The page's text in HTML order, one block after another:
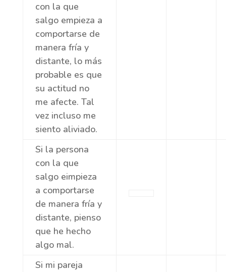
con la que
salgo empieza a
comportarse de
manera fría y
distante, lo más
probable es que
su actitud no
me afecte. Tal
vez incluso me
siento aliviado.
Si la persona
con la que
salgo eimpieza
a comportarse
de manera fría y
distante, pienso
que he hecho
algo mal.
Si mi pareja